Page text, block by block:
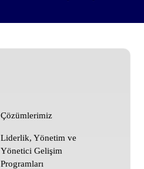
Çözümlerimiz
Liderlik, Yönetim ve
Yönetici Gelişim
Programları